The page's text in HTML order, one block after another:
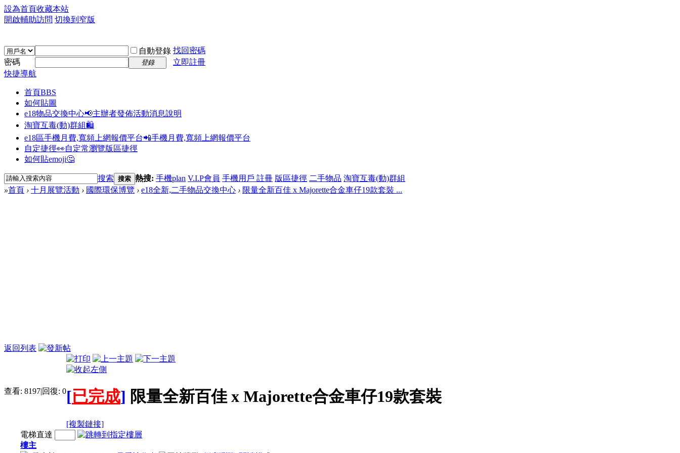
設為首頁收藏本站
開啟輔助訪問 切換到窄版
自動登錄 找回密碼
密碼
登錄
立即註冊
快捷導航
首頁BBS
如何貼圖
e18物品交換中心📢主辦者發佈活動消息說明
淘寶互毒(動)群組🛍️
e18區手機月費,寬頻上網報價平台📲手機月費,寬頻上網報價平台
自定捷徑👀自定常瀏覽版區捷徑
如何貼emoji🤔
搜索 搜索 熱搜: 手機plan V.I.P會員 手機用戶 註冊 版區捷徑 二手物品 淘寶互毒(動)群組
»首頁 › 十月展覽活動 › 國際環保博覽 › e18全新,二手物品交換中心 › 限量全新百佳 x Majorette合金車仔19款套裝 ...
返回列表
查看: 8197|回復: 0[已完成] 限量全新百佳 x Majorette合金車仔19款套裝
[複製鏈接]
電梯直達
樓主